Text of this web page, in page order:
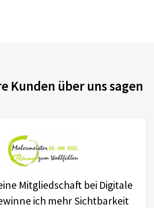
Kunden über uns sagen
Mitgliedschaft bei Digitale
ich mehr Sichtbarkeit